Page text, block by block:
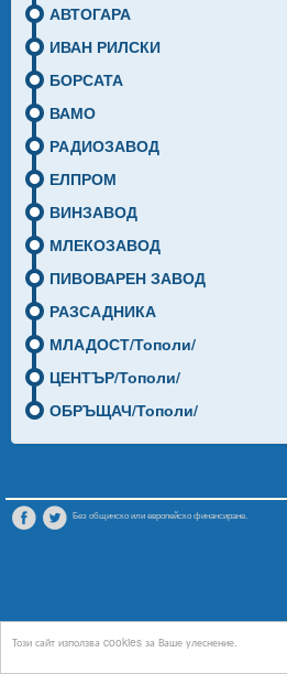
Този сайт използва cookies за Ваше улеснение.
АВТОГАРА
ИВАН РИЛСКИ
БОРСАТА
ВАМО
РАДИОЗАВОД
ЕЛПРОМ
ВИНЗАВОД
МЛЕКОЗАВОД
ПИВОВАРЕН ЗАВОД
РАЗСАДНИКА
МЛАДОСТ/Тополи/
ЦЕНТЪР/Тополи/
ОБРЪЩАЧ/Тополи/
Без общинско или европейско финансиране.